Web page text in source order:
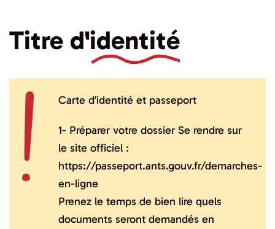
Titre d'identité
Carte d’identité et passeport
1- Préparer votre dossier Se rendre sur
le site officiel :
https://passeport.ants.gouv.fr/demarches-
en-ligne
Prenez le temps de bien lire quels
documents seront demandés en